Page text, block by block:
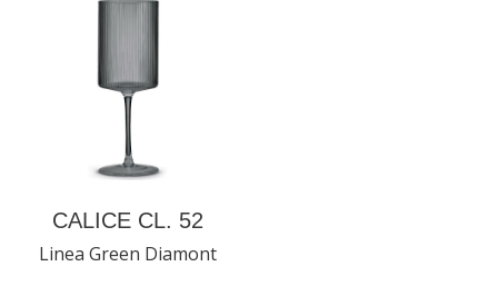
CALICE CL. 52
Linea Green Diamont